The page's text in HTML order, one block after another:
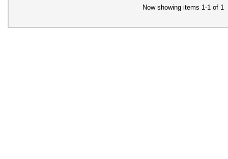
Now showing items 1-1 of 1